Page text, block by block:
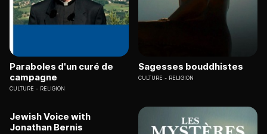
Paraboles d'un curé de
campagne
CULTURE RELIGION
Sagesses bouddhistes
CULTURE RELIGION
Jewish Voice with
Jonathan Bernis